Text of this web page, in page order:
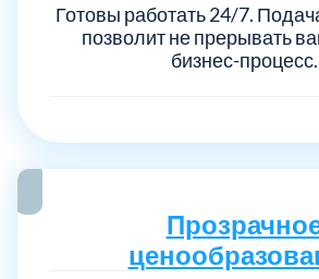
Готовы работать 24/7.
позволит не прерывать
бизнес-процесс.